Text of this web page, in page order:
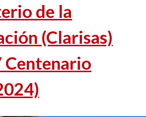
de la
(Clarisas)
Centenario